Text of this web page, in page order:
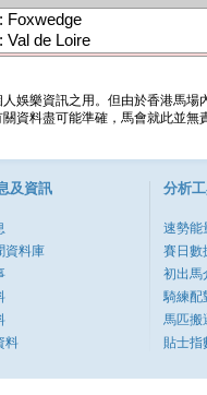
Foxwedge
Val de Loire
娛樂資訊之用。但由於香港馬
資料盡可能準確，馬會就此並
及資訊
資料庫
料
分析
速勢能
賽日數
初出馬
騎練配
馬匹搬
貼士指